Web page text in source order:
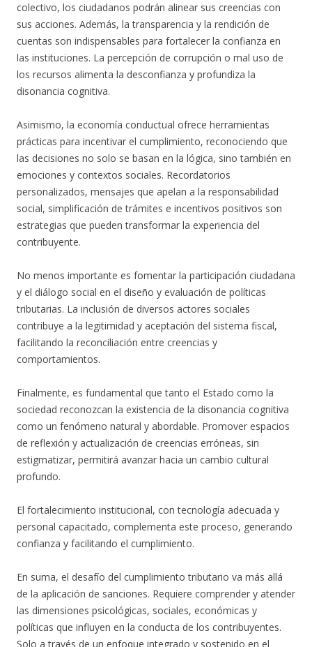
colectivo, los ciudadanos podrán alinear sus creencias con
sus acciones. Además, la transparencia y la rendición de
cuentas son indispensables para fortalecer la confianza en
las instituciones. La percepción de corrupción o mal uso de
los recursos alimenta la desconfianza y profundiza la
disonancia cognitiva.
Asimismo, la economía conductual ofrece herramientas
prácticas para incentivar el cumplimiento, reconociendo que
las decisiones no solo se basan en la lógica, sino también en
emociones y contextos sociales. Recordatorios
personalizados, mensajes que apelan a la responsabilidad
social, simplificación de trámites e incentivos positivos son
estrategias que pueden transformar la experiencia del
contribuyente.
No menos importante es fomentar la participación ciudadana
y el diálogo social en el diseño y evaluación de políticas
tributarias. La inclusión de diversos actores sociales
contribuye a la legitimidad y aceptación del sistema fiscal,
facilitando la reconciliación entre creencias y
comportamientos.
Finalmente, es fundamental que tanto el Estado como la
sociedad reconozcan la existencia de la disonancia cognitiva
como un fenómeno natural y abordable. Promover espacios
de reflexión y actualización de creencias erróneas, sin
estigmatizar, permitirá avanzar hacia un cambio cultural
profundo.
El fortalecimiento institucional, con tecnología adecuada y
personal capacitado, complementa este proceso, generando
confianza y facilitando el cumplimiento.
En suma, el desafío del cumplimiento tributario va más allá
de la aplicación de sanciones. Requiere comprender y atender
las dimensiones psicológicas, sociales, económicas y
políticas que influyen en la conducta de los contribuyentes.
Solo a través de un enfoque integrado y sostenido en el